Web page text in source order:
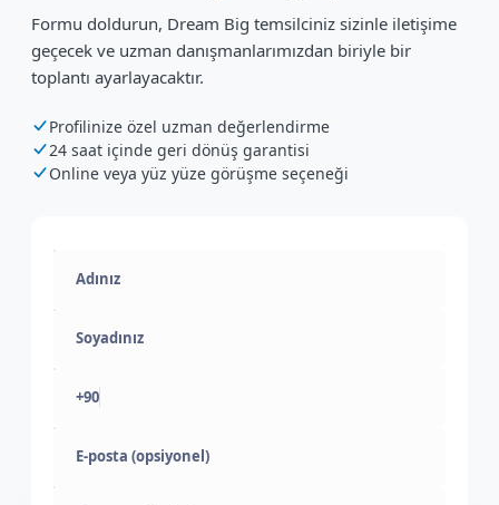
Formu doldurun, Dream Big temsilciniz sizinle iletişime
geçecek ve uzman danışmanlarımızdan biriyle bir
toplantı ayarlayacaktır.
Profilinize özel uzman değerlendirme
24 saat içinde geri dönüş garantisi
Online veya yüz yüze görüşme seçeneği
+90
E-posta (opsiyonel)